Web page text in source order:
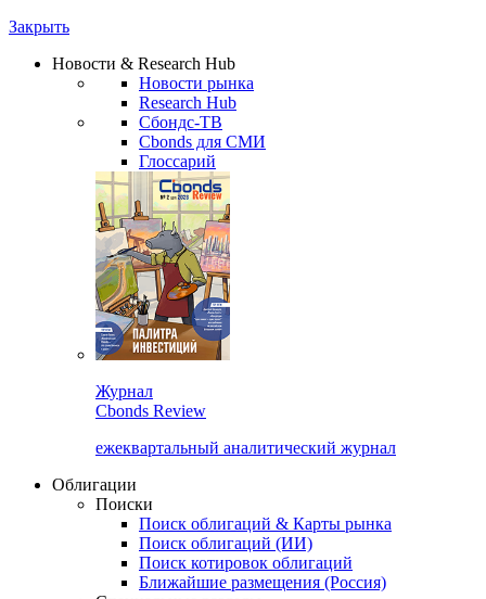
Закрыть
Новости & Research Hub
Новости рынка
Research Hub
Сбондс-ТВ
Cbonds для СМИ
Глоссарий
Журнал
Cbonds Review
ежеквартальный аналитический журнал
Облигации
Поиски
Поиск облигаций & Карты рынка
Поиск облигаций (ИИ)
Поиск котировок облигаций
Ближайшие размещения (Россия)